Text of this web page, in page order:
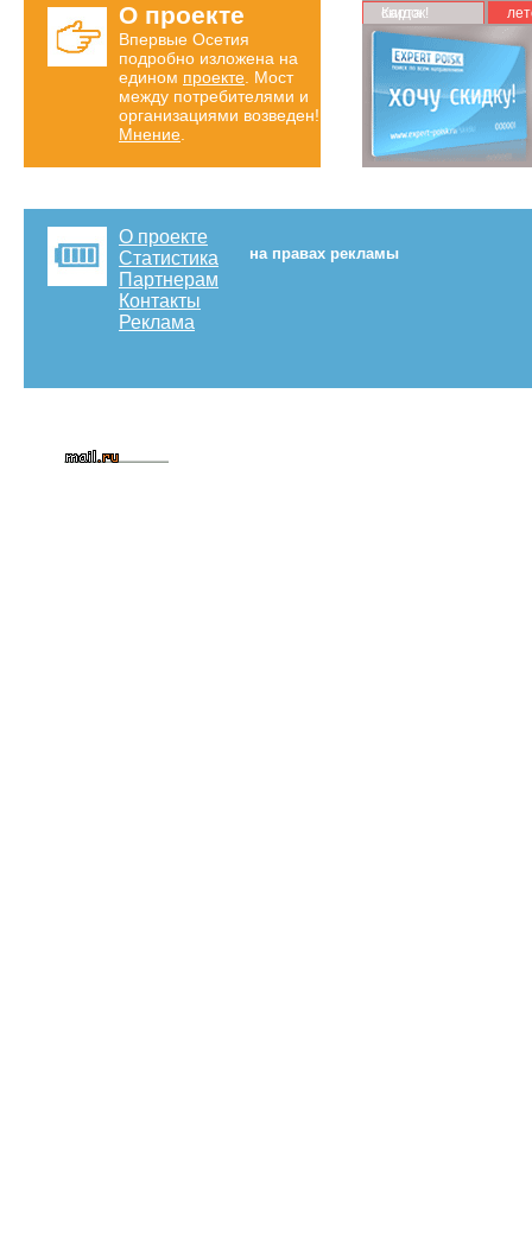
О проекте
Впервые Осетия
подробно изложена на
едином проекте . Мост
между потребителями и
организациями возведен!
Мнение
Карта скидок!
О проекте
Статистика
Партнерам
Контакты
Реклама
на правах рекламы